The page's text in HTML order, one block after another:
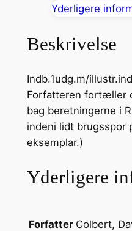
s
v
e
n
t
y
l
e
Yderligere
Beskrivelse
Indb.1udg.m/
Forfatteren fortæller
bag beretningerne i
indeni lidt brugsspor
eksemplar.)
Yderligere
Forfatter Colbert,